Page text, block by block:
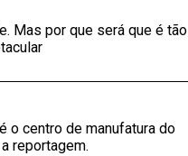
Mas por que será que é tão
o centro de manufatura do
reportagem.